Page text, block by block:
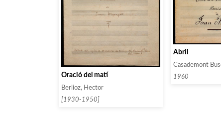
Oració del matí
Berlioz, Hector
[1930-1950]
Abril
Casademont
1960